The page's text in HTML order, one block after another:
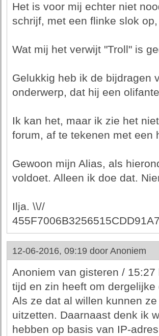
Het is voor mij echter niet
schrijf, met een flinke slok
Wat mij het verwijt "Troll" is
Gelukkig heb ik de bijdragen
onderwerp, dat hij een
Ik kan het, maar ik zie het
forum, af te tekenen met een
Gewoon mijn Alias, als
voldoet. Alleen ik doe dat.
Ilja. \\//
12-06-2016, 09:19 door Anoniem
Anoniem van gisteren /
tijd en zin heeft om
Als ze dat al willen kunnen
uitzetten. Daarnaast denk ik
hebben op basis van IP-